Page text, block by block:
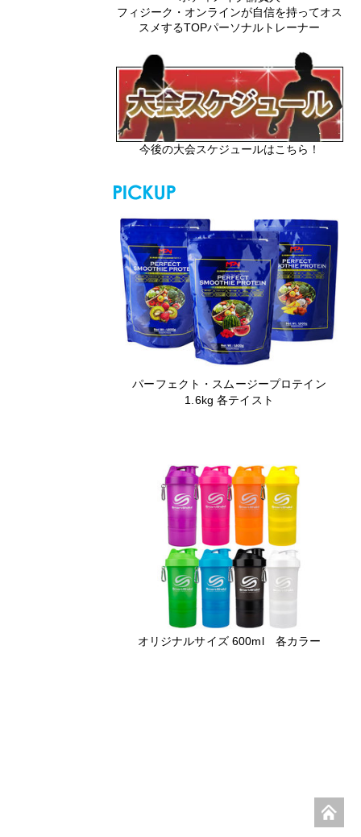
フィジーク・オンラインが自信を持ってオス
スメするTOPパーソナルトレーナー
今後の大会スケジュールはこちら！
パーフェクト・スムージープロテイン
1.6kg 各テイスト
オリジナルサイズ 600ml 各カラー